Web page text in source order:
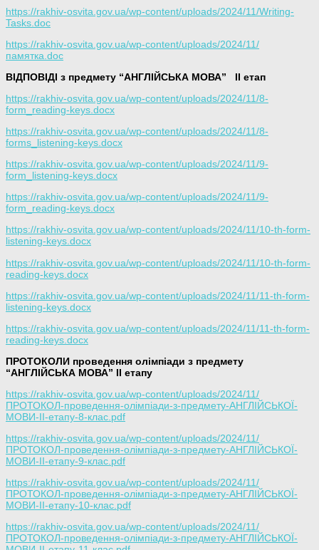
https://rakhiv-osvita.gov.ua/wp-content/uploads/2024/11/Writing-
Tasks.doc
https://rakhiv-osvita.gov.ua/wp-content/uploads/2024/11/
памятка.doc
ВІДПОВІДІ з предмету “АНГЛІЙСЬКА МОВА”
ІІ етап
https://rakhiv-osvita.gov.ua/wp-content/uploads/2024/11/8-
form_reading-keys.docx
https://rakhiv-osvita.gov.ua/wp-content/uploads/2024/11/8-
forms_listening-keys.docx
https://rakhiv-osvita.gov.ua/wp-content/uploads/2024/11/9-
form_listening-keys.docx
https://rakhiv-osvita.gov.ua/wp-content/uploads/2024/11/9-
form_reading-keys.docx
https://rakhiv-osvita.gov.ua/wp-content/uploads/2024/11/10-th-form-
listening-keys.docx
https://rakhiv-osvita.gov.ua/wp-content/uploads/2024/11/10-th-form-
reading-keys.docx
https://rakhiv-osvita.gov.ua/wp-content/uploads/2024/11/11-th-form-
listening-keys.docx
https://rakhiv-osvita.gov.ua/wp-content/uploads/2024/11/11-th-form-
reading-keys.docx
ПРОТОКОЛИ проведення олімпіади з предмету
“АНГЛІЙСЬКА МОВА” ІІ етапу
https://rakhiv-osvita.gov.ua/wp-content/uploads/2024/11/
ПРОТОКОЛ-проведення-олімпіади-з-предмету-АНГЛІЙСЬКОЇ-
МОВИ-ІІ-етапу-8-клас.pdf
https://rakhiv-osvita.gov.ua/wp-content/uploads/2024/11/
ПРОТОКОЛ-проведення-олімпіади-з-предмету-АНГЛІЙСЬКОЇ-
МОВИ-ІІ-етапу-9-клас.pdf
https://rakhiv-osvita.gov.ua/wp-content/uploads/2024/11/
ПРОТОКОЛ-проведення-олімпіади-з-предмету-АНГЛІЙСЬКОЇ-
МОВИ-ІІ-етапу-10-клас.pdf
https://rakhiv-osvita.gov.ua/wp-content/uploads/2024/11/
ПРОТОКОЛ-проведення-олімпіади-з-предмету-АНГЛІЙСЬКОЇ-